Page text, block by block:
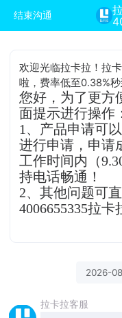
结束沟通
欢迎光临拉卡拉！拉
啦，费率低至0.38%秒
您好，为了更方
面提示进行操作：
1、产品申请可
进行申请，申请
工作时间内（
持电话畅通！
2、其他问题可
4006655335拉卡
2026-
拉卡拉客服